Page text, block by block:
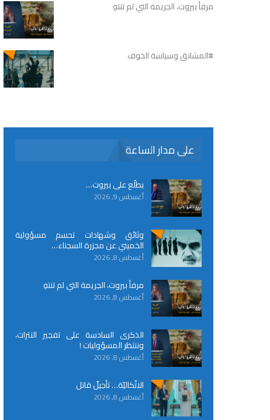
مرفأ بيروت، الجريمة التي لم تنتهِ
#المشانق وسياسة الخوف
على مدار الساعة
بطلّع على بيروت…
أغسطس 9, 2026
وثائق وشهادات تحسم مسؤولية
الخميني عن مجزرة السجناء…
أغسطس 8, 2026
مرفأ بيروت، الجريمة التي لم تنتهِ
أغسطس 8, 2026
الذكرى السادسة على تفجير النترات،
وننتظر المسؤوليات !
أغسطس 8, 2026
الاتّكاليّة… تأجيلٌ قاتل
أغسطس 8, 2026